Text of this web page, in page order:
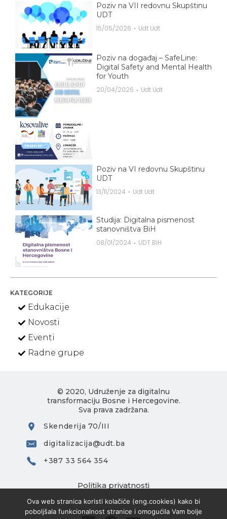
Poziv na VII redovnu Skupštinu
UDT
15/05/2026 Udt Udt
Poziv na događaj – SafeLine:
Digital Safety and Mental Health
for Youth
20/04/2026 Udt Udt
Poziv na VI redovnu Skupštinu
UDT
13/11/2024 Udt Udt
Studija: Digitalna pismenost
stanovništva BiH
08/01/2024 UDT BiH
KATEGORIJE
Edukacije
Novosti
Eventi
Radne grupe
© 2020, Udruženje za digitalnu
transformaciju Bosne i Hercegovine.
Sva prava zadržana.
Skenderija 70/III
digitalizacija@udt.ba
+387 33 564 354
Politika privatnosti
Ova web stranica koristi kolačiće (eng.cookies) kako bi
poboljšala funkcionalnost stranice i omogućila Vam bolje